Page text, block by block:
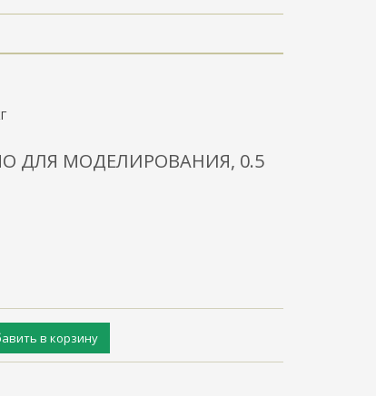
ДЛЯ МОДЕЛИРОВАНИЯ, 0.5
в корзину